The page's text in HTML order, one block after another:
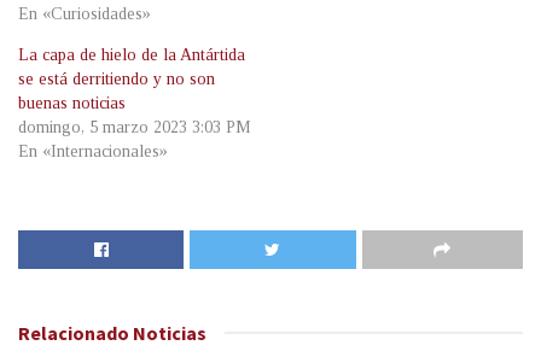
En «Curiosidades»
La capa de hielo de la Antártida
se está derritiendo y no son
buenas noticias
domingo, 5 marzo 2023 3:03 PM
En «Internacionales»
Relacionado Noticias